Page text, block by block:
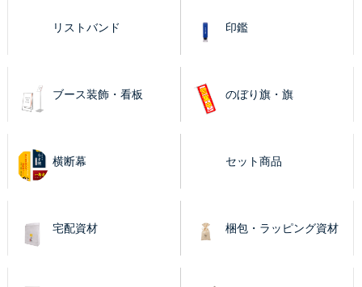
リストバンド 印鑑
ブース装飾・看板 のぼり旗・旗
横断幕 セット商品
宅配資材 梱包・ラッピング資材